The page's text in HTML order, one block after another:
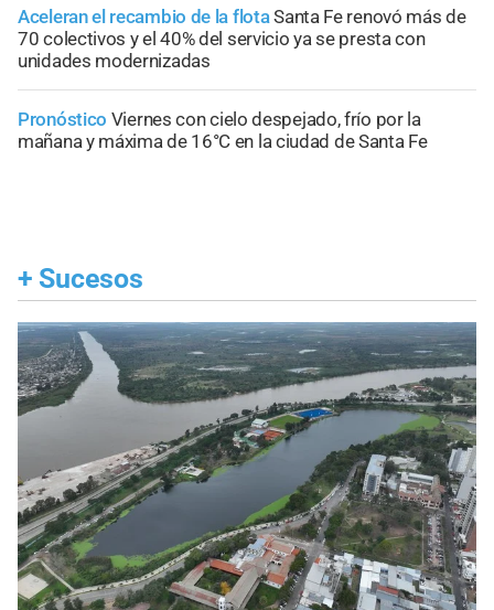
Aceleran el recambio de la flotaSanta Fe renovó más de
70 colectivos y el 40% del servicio ya se presta con
unidades modernizadas
Pronóstico Viernes con cielo despejado, frío por la
mañana y máxima de 16°C en la ciudad de Santa Fe
+ Sucesos